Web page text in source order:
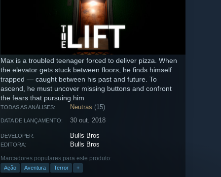
Max is a troubled teenager forced to deliver pizza. When
the elevator gets stuck between floors, he finds himself
trapped — caught between his past and future. To
ascend, he must uncover missing buttons and confront
the fears that pursuing him
TODAS AS ANÁLISES: Neutras (15)
DATA DE LANÇAMENTO: 30 out. 2018
DEVELOPER: Bulls Bros
EDITORA: Bulls Bros
Marcadores populares para este produto:
Ação Aventura Terror +